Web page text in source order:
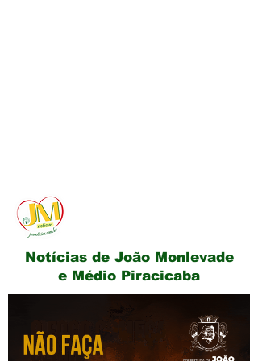
Notícias de João Monlevade
e Médio Piracicaba